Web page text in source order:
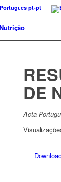
Português pt-pt
DE
Acta